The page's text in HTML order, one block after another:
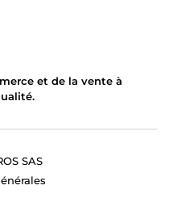
et de la vente à
SAS